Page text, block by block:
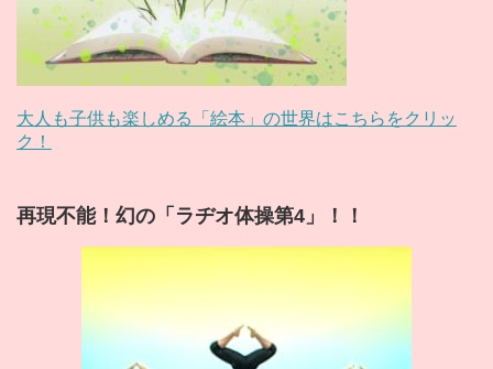
大人も子供も楽しめる「絵本」の世界はこちらをクリッ
ク！
再現不能！幻の「ラヂオ体操第4」！！